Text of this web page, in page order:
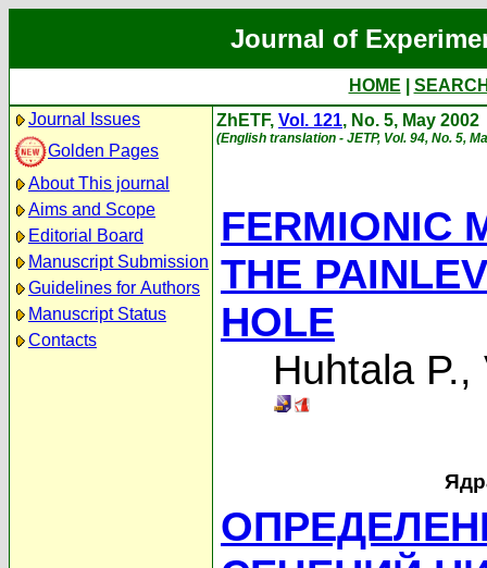
Journal of
HOME
Journal Issues
Golden Pages
About This journal
Aims and Scope
Editorial Board
Manuscript Submission
Guidelines for Authors
Manuscript Status
Contacts
ZhETF, Vol. 121, No. 5, May 2002
(English translation - JETP, Vol. 94, No. 5,
FERMIONIC
THE
HOLE
Huhtala P.,